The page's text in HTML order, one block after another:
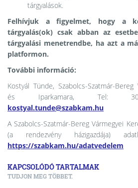
tárgyalások.
Felhívjuk a figyelmet, hogy a
tárgyalás(ok) csak abban az
tárgyalási menetrendbe, ha azt a
platformon.
További információ:
Kostyál Tünde, Szabolcs-Szatmár-Bereg
és Iparkamara, Tel: 30/
kostyal.tunde@szabkam.hu
A Szabolcs-Szatmár-Bereg Vármegyei
(a rendezvény házigazdája)
https://szabkam.hu/adatvedelem
KAPCSOLÓDÓ TARTALMAK
TUDJON MEG TÖBBET.